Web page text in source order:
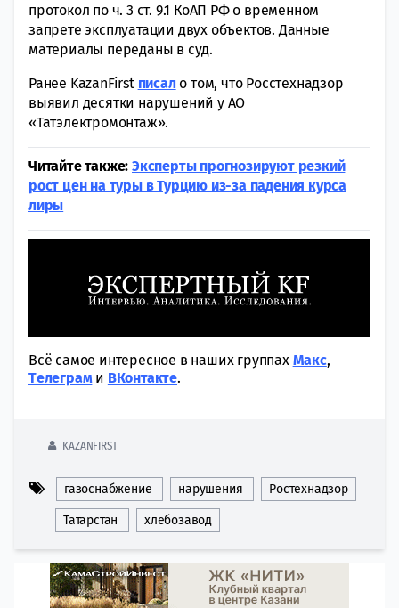
протокол по ч. 3 ст. 9.1 КоАП РФ о временном
запрете эксплуатации двух объектов. Данные
материалы переданы в суд.
Ранее KazanFirst писало том, что Росстехнадзор
выявил десятки нарушений у АО
«Татэлектромонтаж».
Читайте также:Эксперты прогнозируют резкий
рост цен на туры в Турцию из-за падения курса
лиры
Всё самое интересное в наших группах Макс,
Tелеграми ВКонтакте.
KAZANFIRST
газоснабжение нарушения Ростехнадзор
Татарстан хлебозавод